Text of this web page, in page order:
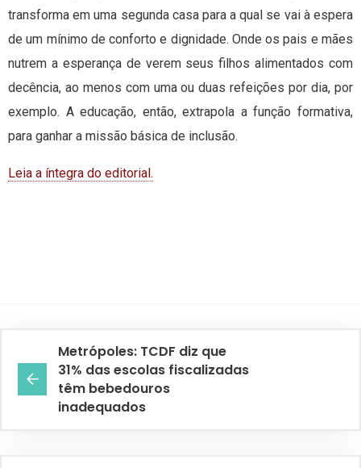
transforma em uma segunda casa para a qual se vai à espera
de um mínimo de conforto e dignidade. Onde os pais e mães
nutrem a esperança de verem seus filhos alimentados com
decência, ao menos com uma ou duas refeições por dia, por
exemplo. A educação, então, extrapola a função formativa,
para ganhar a missão básica de inclusão.
Leia a íntegra do editorial.
Metrópoles: TCDF diz que
31% das escolas fiscalizadas
têm bebedouros
inadequados